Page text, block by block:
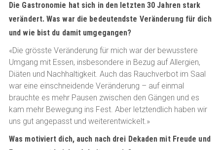
Die Gastronomie hat sich in den letzten 30 Jahren stark
verändert. Was war die bedeutendste Veränderung für dich
und wie bist du damit umgegangen?
«Die grösste Veränderung für mich war der bewusstere
Umgang mit Essen, insbesondere in Bezug auf Allergien,
Diäten und Nachhaltigkeit. Auch das Rauchverbot im Saal
war eine einschneidende Veränderung – auf einmal
brauchte es mehr Pausen zwischen den Gängen und es
kam mehr Bewegung ins Fest. Aber letztendlich haben wir
uns gut angepasst und weiterentwickelt.»
Was motiviert dich, auch nach drei Dekaden mit Freude und